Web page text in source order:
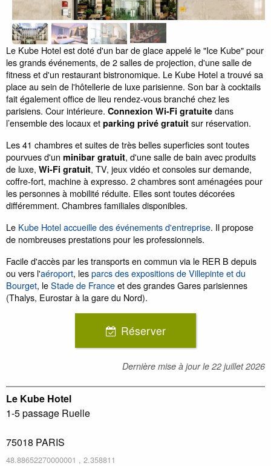
Le Kube Hotel est doté d'un bar de glace appelé le "Ice Kube" pour
les grands événements, de 2 salles de projection, d'une salle de
fitness et d'un restaurant bistronomique. Le Kube Hotel a trouvé sa
place au sein de l'hôtellerie de luxe parisienne. Son bar à cocktails
fait également office de lieu rendez-vous branché chez les
parisiens. Cour intérieure. Connexion Wi-Fi gratuite dans
l’ensemble des locaux et parking privé gratuit sur réservation.
Les 41 chambres et suites de très belles superficies sont toutes
pourvues d'un minibar gratuit, d'une salle de bain avec produits
de luxe, Wi-Fi gratuit, TV, jeux vidéo et consoles sur demande,
coffre-fort, machine à expresso. 2 chambres sont aménagées pour
les personnes à mobilité réduite. Elles sont toutes décorées
différemment. Chambres familiales disponibles.
Le Kube Hotel accueille des événements d'entreprise. Il propose
de nombreuses prestations pour les professionnels.
Facile d'accès par les transports en commun via le RER B depuis
ou vers l'aéroport, lesparcs des expositions de Villepinte et du
Bourget, leStade de Franceet des grandes Gares parisiennes
(Thalys, Eurostar à la gare du Nord).
Réserver
Dernière mise à jour le 22 juillet 2026
Le Kube Hotel
1-5 passage Ruelle
75018 PARIS
48.88652270000001 , 2.358811